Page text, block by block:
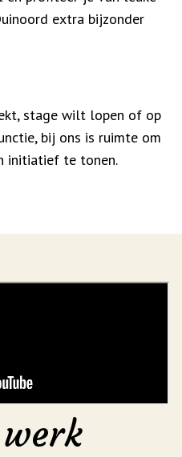
extra bijzonder
stage wilt lopen of op
bij ons is ruimte om
initiatief te tonen.